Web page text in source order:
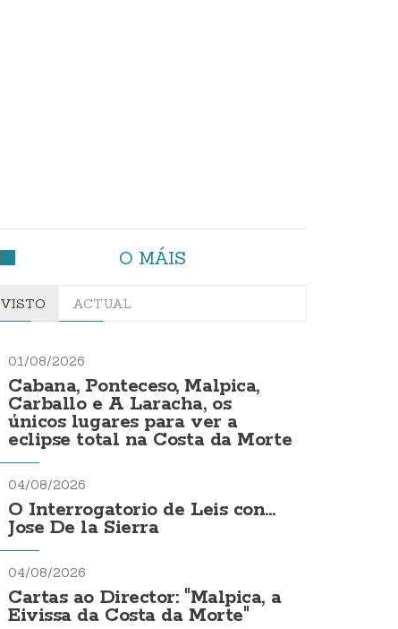
O MÁIS
VISTO ACTUAL
01/08/2026
Cabana, Ponteceso, Malpica,
Carballo e A Laracha, os
únicos lugares para ver a
eclipse total na Costa da Morte
04/08/2026
O Interrogatorio de Leis con...
Jose De la Sierra
04/08/2026
Cartas ao Director: "Malpica, a
Eivissa da Costa da Morte"